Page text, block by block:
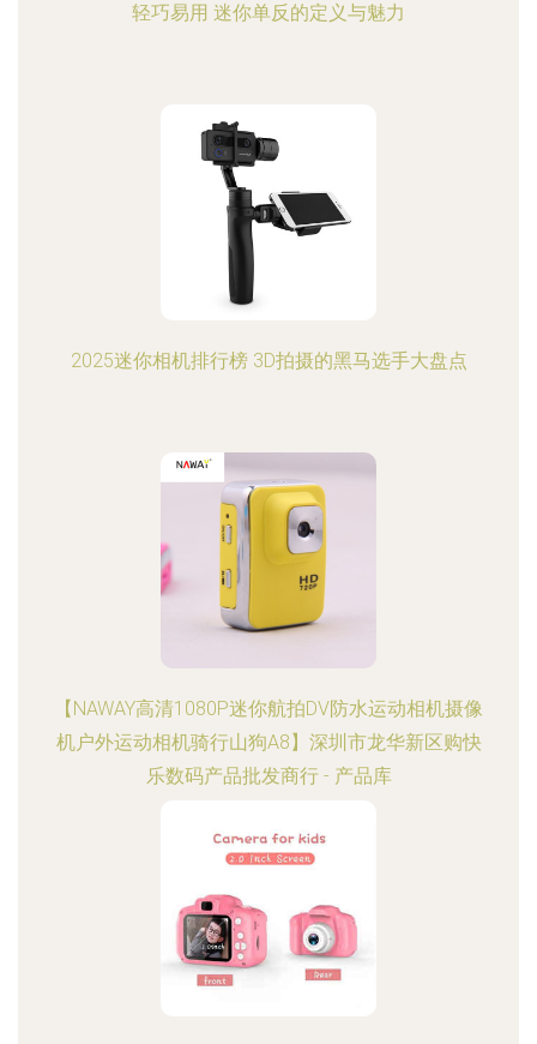
轻巧易用 迷你单反的定义与魅力
2025迷你相机排行榜 3D拍摄的黑马选手大盘点
【NAWAY高清1080P迷你航拍DV防水运动相机摄像
机户外运动相机骑行山狗A8】深圳市龙华新区购快
乐数码产品批发商行 - 产品库